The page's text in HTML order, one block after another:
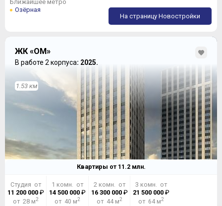
Ближайшее метро
Озёрная
На страницу Новостройки
ЖК «ОМ»
В работе 2 корпуса: 2025.
1.53 км
Квартиры от 11.2млн.
Студия от
11 200 000₽
от 28 м2
1 комн. от
14 500 000 ₽
от 40 м2
2 комн. от
16 300 000₽
от 44 м2
3 комн. от
21 500 000 ₽
от 64 м2